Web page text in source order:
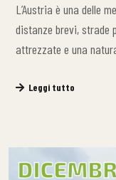
L’Austria è una delle
distanze brevi, strade
attrezzate e una
Leggi tutto